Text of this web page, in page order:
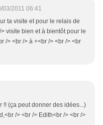
03/2011 06:41
ta visite et pour le relais de
> visite bien et à bientôt pour le
/> <br /> à +<br /> <br /> <br
!! (ça peut donner des idées...)
/> <br /> Edith<br /> <br />